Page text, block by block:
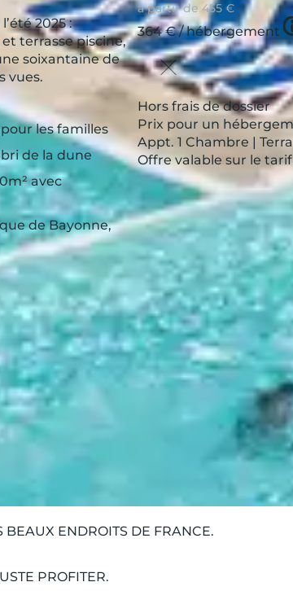
l’été 2025 :
terrasse piscine,
soixantaine de
vues.
les familles
de la dune
avec
de Bayonne,
à partir de 455 €
364 €/ hébergement
Hors frais de dossier
Prix pour un
Appt. 1 Chambre |
Offre valable sur le
un village de vacances sportives
ENDROITS DE FRANCE.
PROFITER.